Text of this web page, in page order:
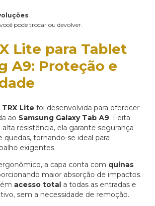
pode trocar ou devolver.
Lite para Tablet
A9: Proteção e
Lite foi desenvolvida para oferecer
ao Samsung Galaxy Tab A9. Feita
resistência, ela garante segurança
quedas, tornando-se ideal para
exigentes.
a capa conta com quinas
maior absorção de impactos.
acesso total a todas as entradas e
sem a necessidade de remoção.